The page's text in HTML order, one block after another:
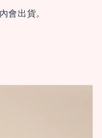
會出貨。